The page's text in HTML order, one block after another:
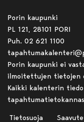
Porin kaupunki
PL 121, 28101 PORI
Puh. 02 621 1100
Porin kaupunki ei
ilmoitettujen tietojen
Kaikki kalenterin
Tietosuoja